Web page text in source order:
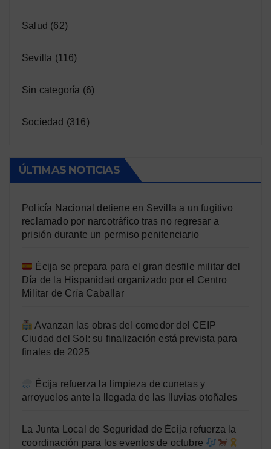
Salud (62)
Sevilla (116)
Sin categoría (6)
Sociedad (316)
ÚLTIMAS NOTICIAS
Policía Nacional detiene en Sevilla a un fugitivo
reclamado por narcotráfico tras no regresar a
prisión durante un permiso penitenciario
Écija se prepara para el gran desfile militar del
Día de la Hispanidad organizado por el Centro
Militar de Cría Caballar
Avanzan las obras del comedor del CEIP
Ciudad del Sol: su finalización está prevista para
finales de 2025
Écija refuerza la limpieza de cunetas y
arroyuelos ante la llegada de las lluvias otoñales
La Junta Local de Seguridad de Écija refuerza la
coordinación para los eventos de octubre